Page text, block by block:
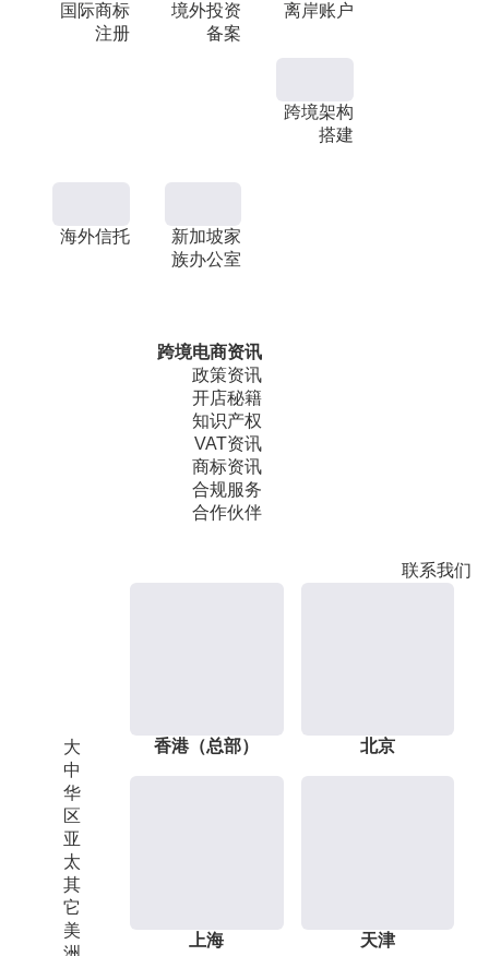
国际商标
注册
境外投资
备案
离岸账户
跨境架构
搭建
海外信托
新加坡家
族办公室
跨境电商资讯
政策资讯
开店秘籍
知识产权
VAT资讯
商标资讯
合规服务
合作伙伴
联系我们
大
中
华
区
亚
太
其
它
美
香港（总部） 北京
上海 天津